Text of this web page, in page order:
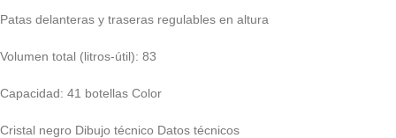
Patas delanteras y traseras regulables en altura
Volumen total (litros-útil): 83
Capacidad: 41 botellas Color
Cristal negro Dibujo técnico Datos técnicos